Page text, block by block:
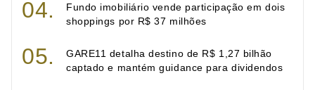
Fundo imobiliário vende participação em dois
shoppings por R$ 37 milhões
GARE11 detalha destino de R$ 1,27 bilhão
captado e mantém guidance para dividendos